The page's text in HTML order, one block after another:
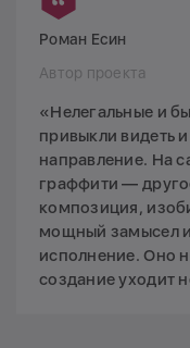
Роман Есин
Автор проекта
«Нелегальные и
привыкли видеть
направление. На
граффити —
композиция,
мощный замысел
исполнение. Оно
создание уходит